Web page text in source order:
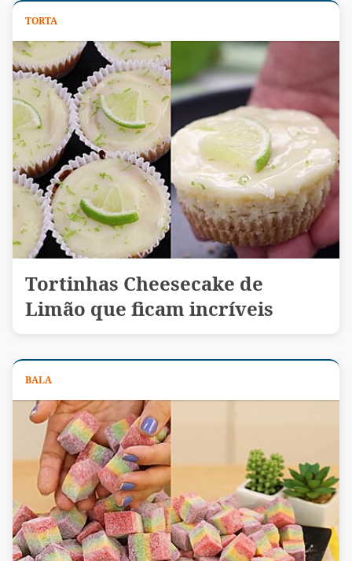
TORTA
Tortinhas Cheesecake de
Limão que ficam incríveis
BALA